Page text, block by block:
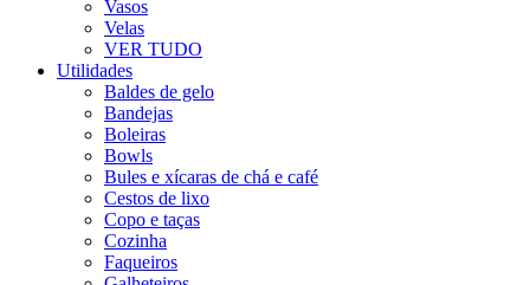
Vasos
Velas
VER TUDO
Utilidades
Baldes de gelo
Bandejas
Boleiras
Bowls
Bules e xícaras de chá e café
Cestos de lixo
Copo e taças
Cozinha
Faqueiros